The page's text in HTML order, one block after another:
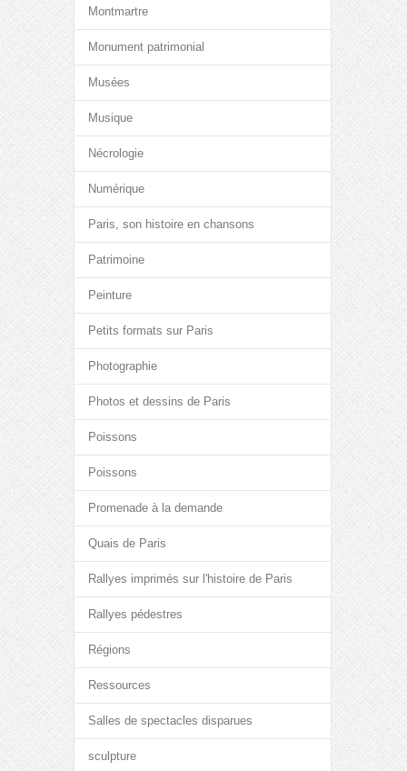
Montmartre
Monument patrimonial
Musées
Musique
Nécrologie
Numérique
Paris, son histoire en chansons
Patrimoine
Peinture
Petits formats sur Paris
Photographie
Photos et dessins de Paris
Poissons
Poissons
Promenade à la demande
Quais de Paris
Rallyes imprimés sur l'histoire de Paris
Rallyes pédestres
Régions
Ressources
Salles de spectacles disparues
sculpture